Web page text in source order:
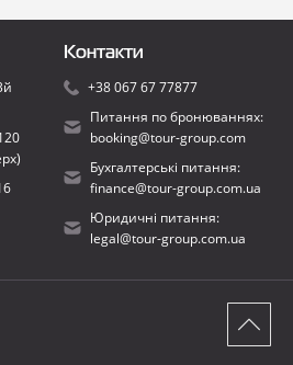
Контакти
+38 067 67 77877
Питання по бронюваннях:
booking@tour-group.com
Бухгалтерські питання:
finance@tour-group.com.ua
Юридичні питання:
legal@tour-group.com.ua